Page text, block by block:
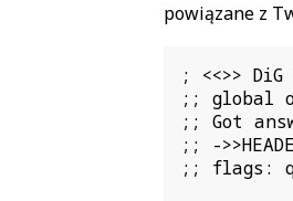
powiązane z
; <<>>
;; global
;; Got
;; -
;; flags: qr